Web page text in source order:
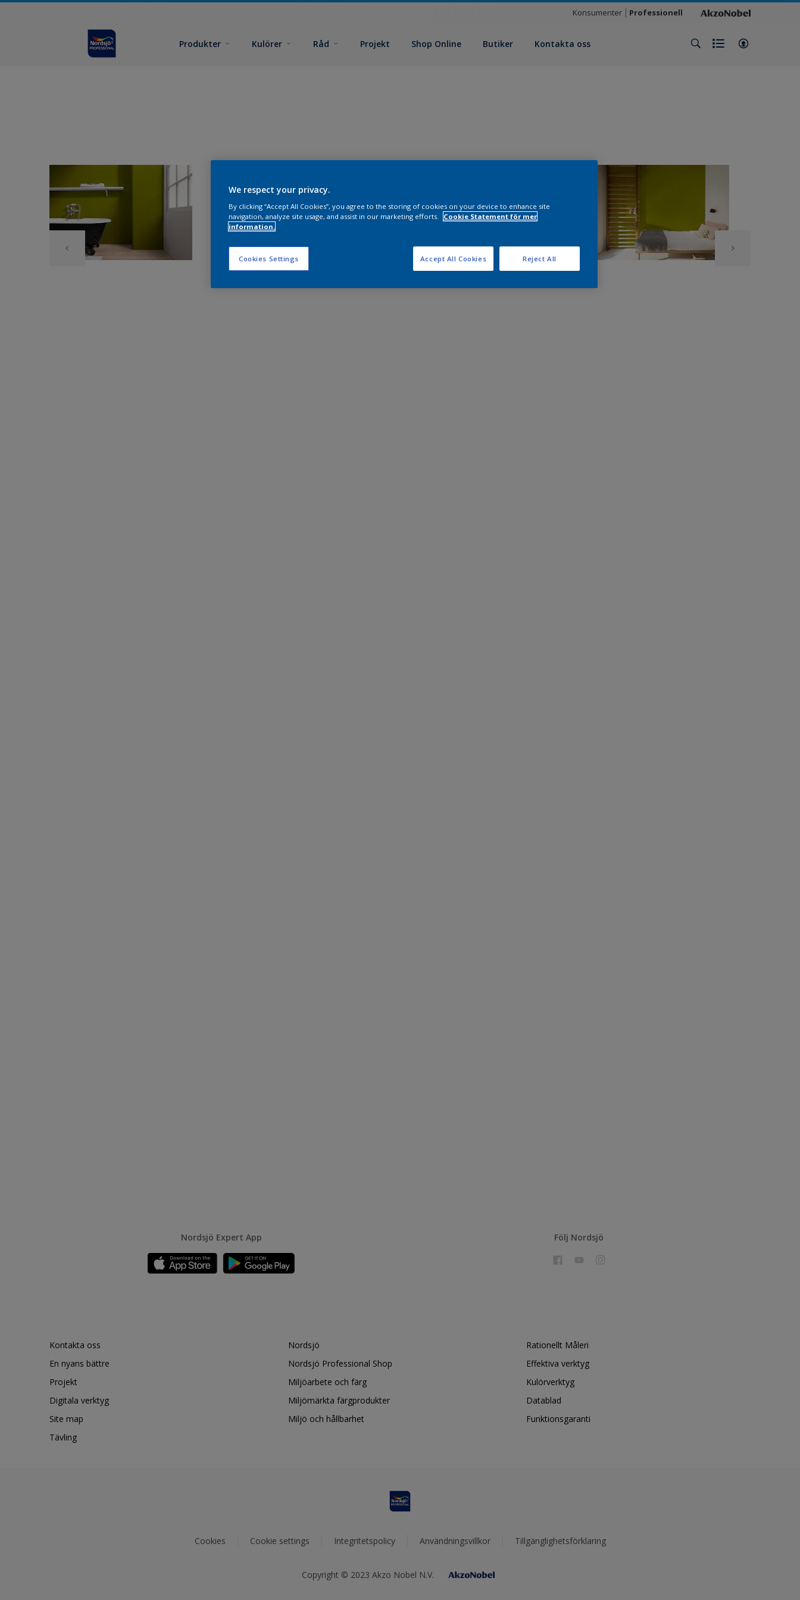
Konsumenter Professionell
Produkter Kulörer Råd Projekt Shop Online Butiker Kontakta oss
Nordsjö Expert App Följ Nordsjö
Kontakta oss
En nyans bättre
Projekt
Digitala verktyg
Site map
Tävling
Nordsjö
Nordsjö Professional Shop
Miljöarbete och färg
Miljömärkta färgprodukter
Miljö och hållbarhet
Rationellt Måleri
Effektiva verktyg
Kulörverktyg
Datablad
Funktionsgaranti
Cookies Cookie settings Integritetspolicy Användningsvillkor Tillgänglighetsförklaring
Copyright © 2023 Akzo Nobel N.V.
We respect your privacy.
By clicking “Accept All Cookies”, you agree to the storing of cookies on your device to enhance site
navigation, analyze site usage, and assist in our marketing efforts.
Cookie Statement för mer
information.
Cookies Settings Reject All
Accept All Cookies